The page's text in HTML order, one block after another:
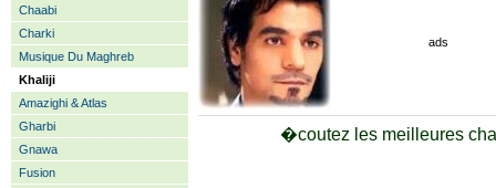
Chaabi
Charki
Musique Du Maghreb
Khaliji
Amazighi & Atlas
Gharbi
Gnawa
Fusion
ads
�coutez les meilleures